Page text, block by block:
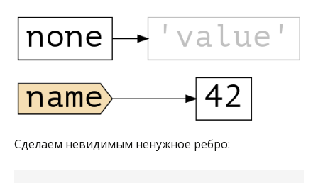
Сделаем невидимым ненужное ребро: